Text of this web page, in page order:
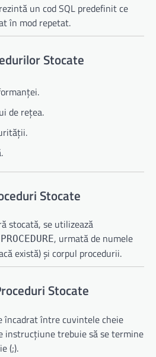
un cod SQL predefinit ce
în mod repetat.
Stocate
de rețea.
Stocate
stocată, se utilizează
, urmată de numele
există) și corpul procedurii.
Stocate
încadrat între cuvintele cheie
instrucțiune trebuie să se termine
(;).